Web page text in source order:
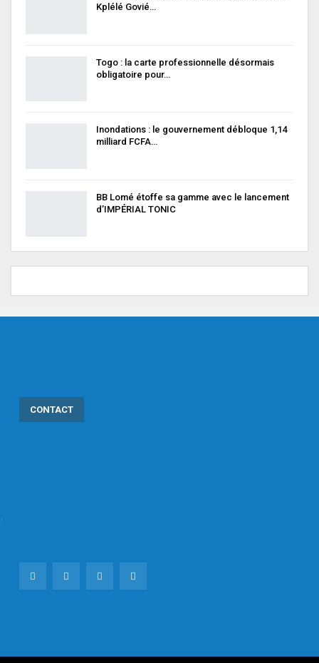
Kplélé Govié…
Togo : la carte professionnelle désormais
obligatoire pour…
Inondations : le gouvernement débloque 1,14
milliard FCFA…
BB Lomé étoffe sa gamme avec le lancement
d’IMPÉRIAL TONIC
CONTACT